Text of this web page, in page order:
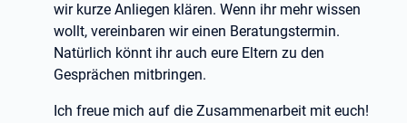
wir kurze Anliegen klären. Wenn ihr mehr wissen
wollt, vereinbaren wir einen Beratungstermin.
Natürlich könnt ihr auch eure Eltern zu den
Gesprächen mitbringen.
Ich freue mich auf die Zusammenarbeit mit euch!